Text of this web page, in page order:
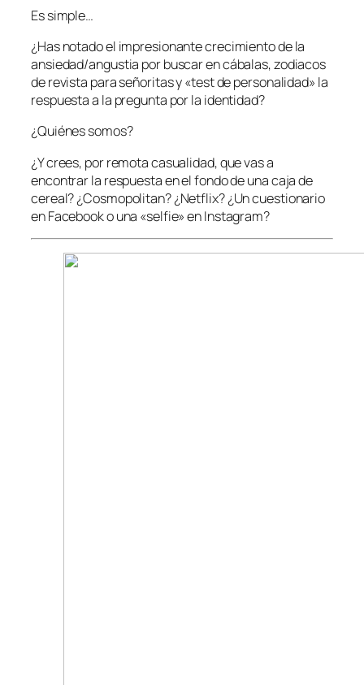
Es simple…
¿Has notado el impresionante crecimiento de la
ansiedad/angustia por buscar en cábalas, zodiacos
de revista para señoritas y «test de personalidad» la
respuesta a la pregunta por la identidad?
¿Quiénes somos?
¿Y crees, por remota casualidad, que vas a
encontrar la respuesta en el fondo de una caja de
cereal? ¿Cosmopolitan? ¿Netflix? ¿Un cuestionario
en Facebook o una «selfie» en Instagram?